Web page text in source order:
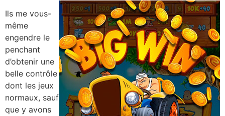
Ils me vous-
même
engendre le
penchant
d’obtenir une
belle contrôle
dont les jeux
normaux, sauf
que y avons